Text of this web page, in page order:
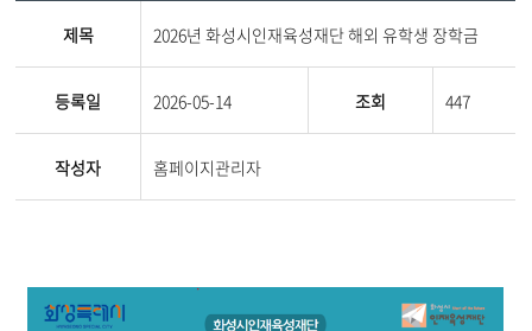
제목 2026년 화성시인재육성재단 해외 유학생 장학금
등록일 2026-05-14 조회 447
작성자 홈페이지관리자